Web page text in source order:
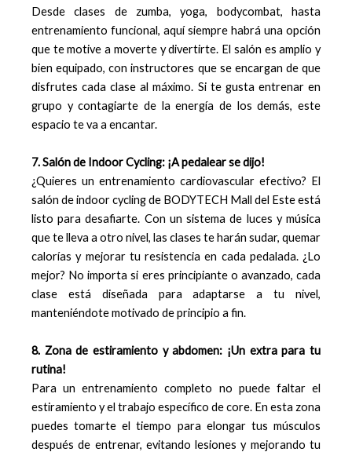
Desde clases de zumba, yoga, bodycombat, hasta
entrenamiento funcional, aquí siempre habrá una opción
que te motive a moverte y divertirte. El salón es amplio y
bien equipado, con instructores que se encargan de que
disfrutes cada clase al máximo. Si te gusta entrenar en
grupo y contagiarte de la energía de los demás, este
espacio te va a encantar.
7. Salón de Indoor Cycling: ¡A pedalear se dijo!
¿Quieres un entrenamiento cardiovascular efectivo? El
salón de indoor cycling de BODYTECH Mall del Este está
listo para desafiarte. Con un sistema de luces y música
que te lleva a otro nivel, las clases te harán sudar, quemar
calorías y mejorar tu resistencia en cada pedalada. ¿Lo
mejor? No importa si eres principiante o avanzado, cada
clase está diseñada para adaptarse a tu nivel,
manteniéndote motivado de principio a fin.
8. Zona de estiramiento y abdomen: ¡Un extra para tu
rutina!
Para un entrenamiento completo no puede faltar el
estiramiento y el trabajo específico de core. En esta zona
puedes tomarte el tiempo para elongar tus músculos
después de entrenar, evitando lesiones y mejorando tu